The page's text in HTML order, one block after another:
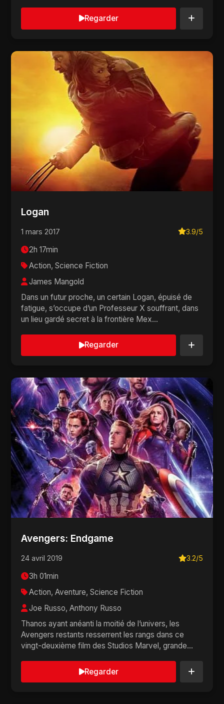
Regarder
Logan
1 mars 2017 3.9/5
2h 17min
Action, Science Fiction
James Mangold
Dans un futur proche, un certain Logan, épuisé de
fatigue, s’occupe d’un Professeur X souffrant, dans
un lieu gardé secret à la frontière Mex...
Regarder
Avengers: Endgame
24 avril 2019 3.2/5
3h 01min
Action, Aventure, Science Fiction
Joe Russo, Anthony Russo
Thanos ayant anéanti la moitié de l’univers, les
Avengers restants resserrent les rangs dans ce
vingt-deuxième film des Studios Marvel, grande
Regarder